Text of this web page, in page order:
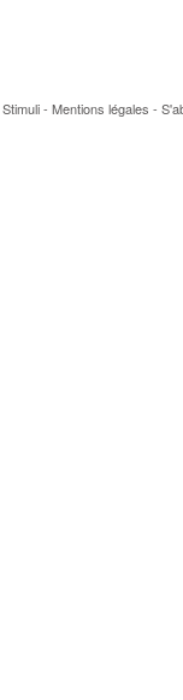
Stimuli- Mentions légales -